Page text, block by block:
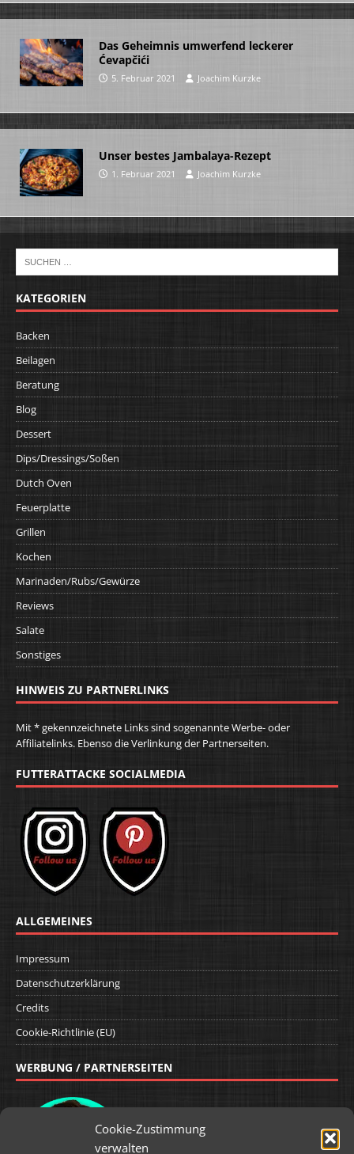
Cookie-Zustimmung
verwalten
Das Geheimnis umwerfend leckerer
Ćevapčići
5. Februar 2021 Joachim Kurzke
Unser bestes Jambalaya-Rezept
1. Februar 2021 Joachim Kurzke
KATEGORIEN
Backen
Beilagen
Beratung
Blog
Dessert
Dips/Dressings/Soßen
Dutch Oven
Feuerplatte
Grillen
Kochen
Marinaden/Rubs/Gewürze
Reviews
Salate
Sonstiges
HINWEIS ZU PARTNERLINKS
Mit * gekennzeichnete Links sind sogenannte Werbe- oder
Affiliatelinks. Ebenso die Verlinkung der Partnerseiten.
FUTTERATTACKE SOCIALMEDIA
ALLGEMEINES
Impressum
Datenschutzerklärung
Credits
Cookie-Richtlinie (EU)
WERBUNG / PARTNERSEITEN